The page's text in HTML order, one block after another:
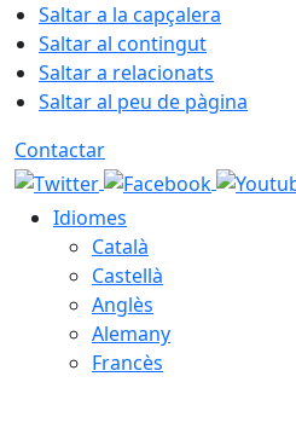
Saltar a la capçalera
Saltar al contingut
Saltar a relacionats
Saltar al peu de pàgina
Contactar
Idiomes
Català
Castellà
Anglès
Alemany
Francès